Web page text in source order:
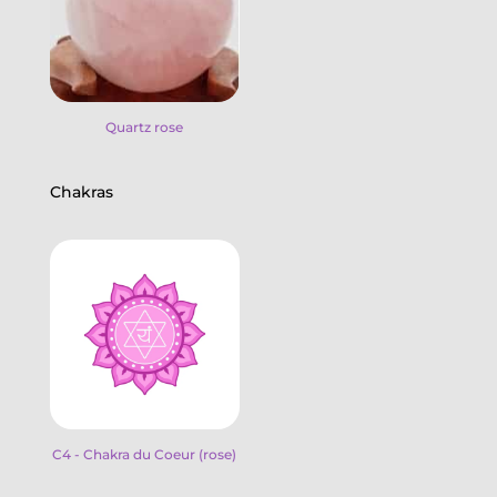
Quartz rose
Chakras
C4 - Chakra du Coeur (rose)